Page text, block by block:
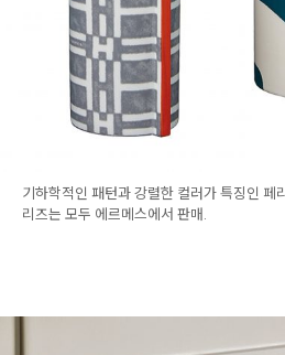
기하학적인 패턴과 강렬한 컬러가 특징인 페
리즈는 모두 에르메스에서 판매.